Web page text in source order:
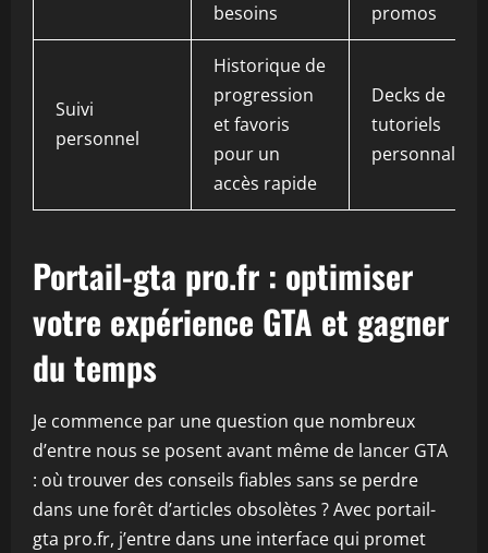
besoins
promos
Suivi
personnel
Historique de
progression
et favoris
pour un
accès rapide
Decks de
tutoriels
personnalisés
Portail-gta pro.fr : optimiser
votre expérience GTA et gagner
du temps
Je commence par une question que nombreux
d’entre nous se posent avant même de lancer GTA
: où trouver des conseils fiables sans se perdre
dans une forêt d’articles obsolètes ? Avec portail-
gta pro.fr, j’entre dans une interface qui promet